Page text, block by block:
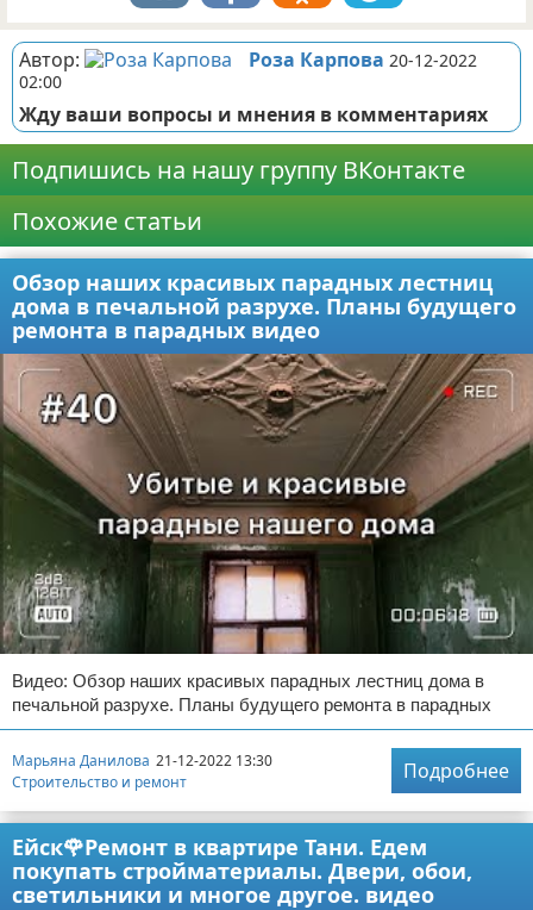
Автор: Роза Карпова 20-12-2022
02:00
Жду ваши вопросы и мнения в комментариях
Подпишись на нашу группу ВКонтакте
Похожие статьи
Обзор наших красивых парадных лестниц
дома в печальной разрухе. Планы будущего
ремонта в парадных видео
Видео: Обзор наших красивых парадных лестниц дома в
печальной разрухе. Планы будущего ремонта в парадных
Марьяна Данилова 21-12-2022 13:30
Строительство и ремонт
Подробнее
Ейск🌹Ремонт в квартире Тани. Едем
покупать стройматериалы. Двери, обои,
светильники и многое другое. видео